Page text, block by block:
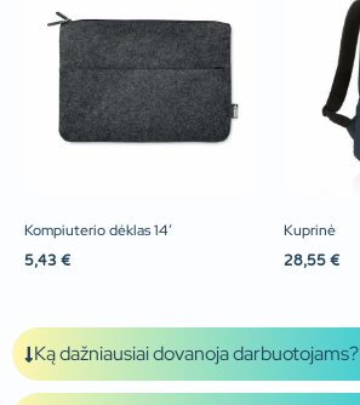
Kompiuterio dėklas 14′
5,43 €
Kuprinė
28,55 €
Ką dažniausiai dovanoja darbuotojams?